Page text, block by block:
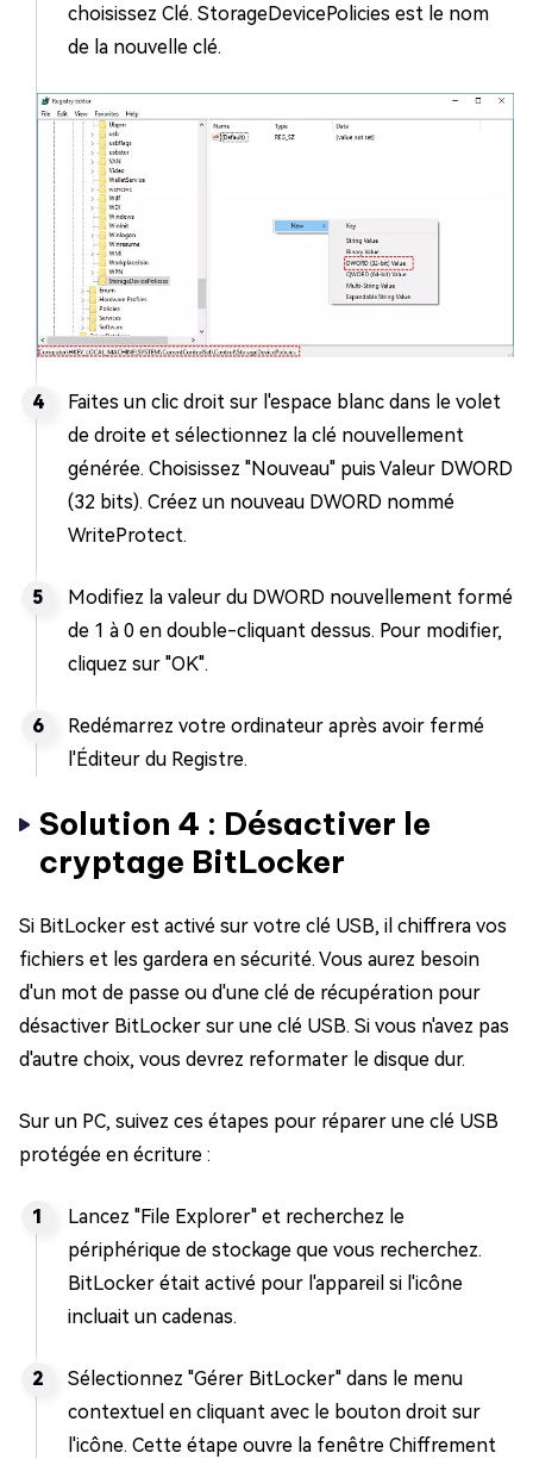
choisissez Clé. StorageDevicePolicies est le nom
de la nouvelle clé.
Faites un clic droit sur l'espace blanc dans le volet
de droite et sélectionnez la clé nouvellement
générée. Choisissez "Nouveau" puis Valeur DWORD
(32 bits). Créez un nouveau DWORD nommé
WriteProtect.
Modifiez la valeur du DWORD nouvellement formé
de 1 à 0 en double-cliquant dessus. Pour modifier,
cliquez sur "OK".
Redémarrez votre ordinateur après avoir fermé
l'Éditeur du Registre.
Solution 4 : Désactiver le
cryptage BitLocker
Si BitLocker est activé sur votre clé USB, il chiffrera vos
fichiers et les gardera en sécurité. Vous aurez besoin
d'un mot de passe ou d'une clé de récupération pour
désactiver BitLocker sur une clé USB. Si vous n'avez pas
d'autre choix, vous devrez reformater le disque dur.
Sur un PC, suivez ces étapes pour réparer une clé USB
protégée en écriture :
Lancez "File Explorer" et recherchez le
périphérique de stockage que vous recherchez.
BitLocker était activé pour l'appareil si l'icône
incluait un cadenas.
Sélectionnez "Gérer BitLocker" dans le menu
contextuel en cliquant avec le bouton droit sur
l'icône. Cette étape ouvre la fenêtre Chiffrement